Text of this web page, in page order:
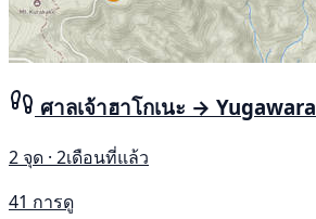
ศาลเจ้าฮาโกเนะ → Yugawara
2 จุด · 2เดือนที่แล้ว
41 การดู